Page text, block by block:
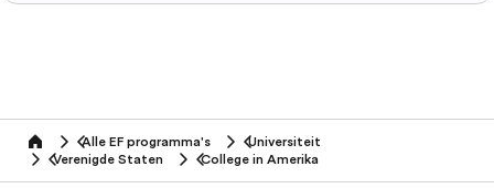
home Alle EF programma's
Universiteit
Verenigde Staten
College in Amerika